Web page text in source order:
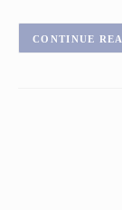
CONTINUE